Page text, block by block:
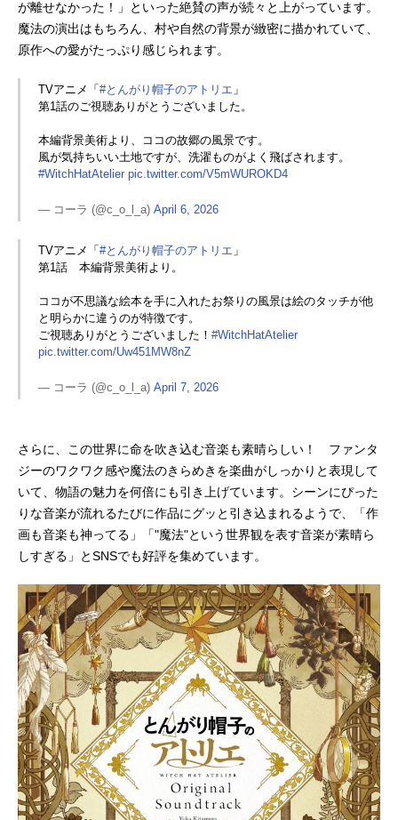
放送形態TVアニメスケジュール2026
年4月6日（月）～2026年6月29日
（月）TOKYOMXほか話数全13話キ
花江夏樹アガット：山村響テティ
ア：陽木くる...
が離せなかった！」といった絶賛の声が続々と上がっています。
魔法の演出はもちろん、村や自然の背景が緻密に描かれていて、
原作への愛がたっぷり感じられます。
TVアニメ「#とんがり帽子のアトリエ 」
第1話のご視聴ありがとうございました。
本編背景美術より、ココの故郷の風景です。
風が気持ちいい土地ですが、洗濯ものがよく飛ばされます。
#WitchHatAtelier pic.twitter.com/V5mWUROKD4
— コーラ (@c_o_l_a) April 6, 2026
TVアニメ「 #とんがり帽子のアトリエ 」
第1話 本編背景美術より。
ココが不思議な絵本を手に入れたお祭りの風景は絵のタッチが他
と明らかに違うのが特徴です。
ご視聴ありがとうございました！ #WitchHatAtelier
pic.twitter.com/Uw451MW8nZ
— コーラ (@c_o_l_a) April 7, 2026
さらに、この世界に命を吹き込む音楽も素晴らしい！ ファンタ
ジーのワクワク感や魔法のきらめきを楽曲がしっかりと表現して
いて、物語の魅力を何倍にも引き上げています。シーンにぴった
りな音楽が流れるたびに作品にグッと引き込まれるようで、「作
画も音楽も神ってる」「"魔法"という世界観を表す音楽が素晴ら
しすぎる」とSNSでも好評を集めています。